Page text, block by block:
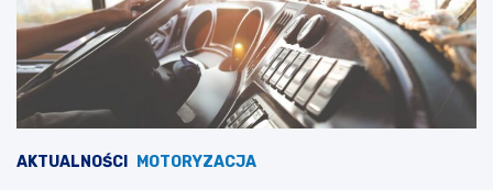
AKTUALNOŚCI MOTORYZACJA